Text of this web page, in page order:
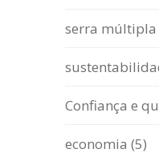
serra múltipla
Confiança e
economia (5)